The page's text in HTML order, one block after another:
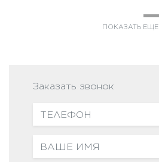
ПОКАЗАТЬ ЕЩЕ
Заказать звонок